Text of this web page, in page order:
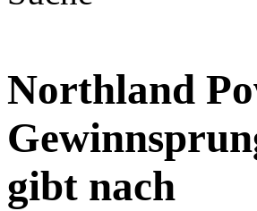
Northland
gibt nach